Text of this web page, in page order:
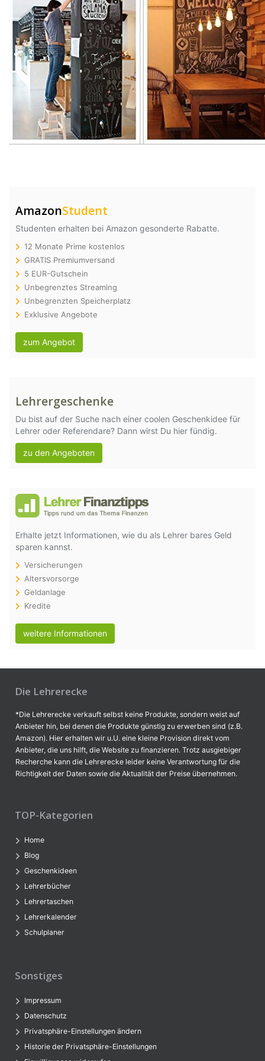
AmazonStudent
Studenten erhalten bei Amazon gesonderte Rabatte.
12 Monate Prime kostenlos
GRATIS Premiumversand
5 EUR-Gutschein
Unbegrenztes Streaming
Unbegrenzten Speicherplatz
Exklusive Angebote
zum Angebot
Lehrergeschenke
Du bist auf der Suche nach einer coolen Geschenkidee für
Lehrer oder Referendare? Dann wirst Du hier fündig.
zu den Angeboten
Erhalte jetzt Informationen, wie du als Lehrer bares Geld
sparen kannst.
Versicherungen
Altersvorsorge
Geldanlage
Kredite
weitere Informationen
Die Lehrerecke
*Die Lehrerecke verkauft selbst keine Produkte, sondern weist auf
Anbieter hin, bei denen die Produkte günstig zu erwerben sind (z.B.
Amazon). Hier erhalten wir u.U. eine kleine Provision direkt vom
Anbieter, die uns hilft, die Website zu finanzieren. Trotz ausgiebiger
Recherche kann die Lehrerecke leider keine Verantwortung für die
Richtigkeit der Daten sowie die Aktualität der Preise übernehmen.
TOP-Kategorien
Home
Blog
Geschenkideen
Lehrerbücher
Lehrertaschen
Lehrerkalender
Schulplaner
Sonstiges
Impressum
Datenschutz
Privatsphäre-Einstellungen ändern
Historie der Privatsphäre-Einstellungen